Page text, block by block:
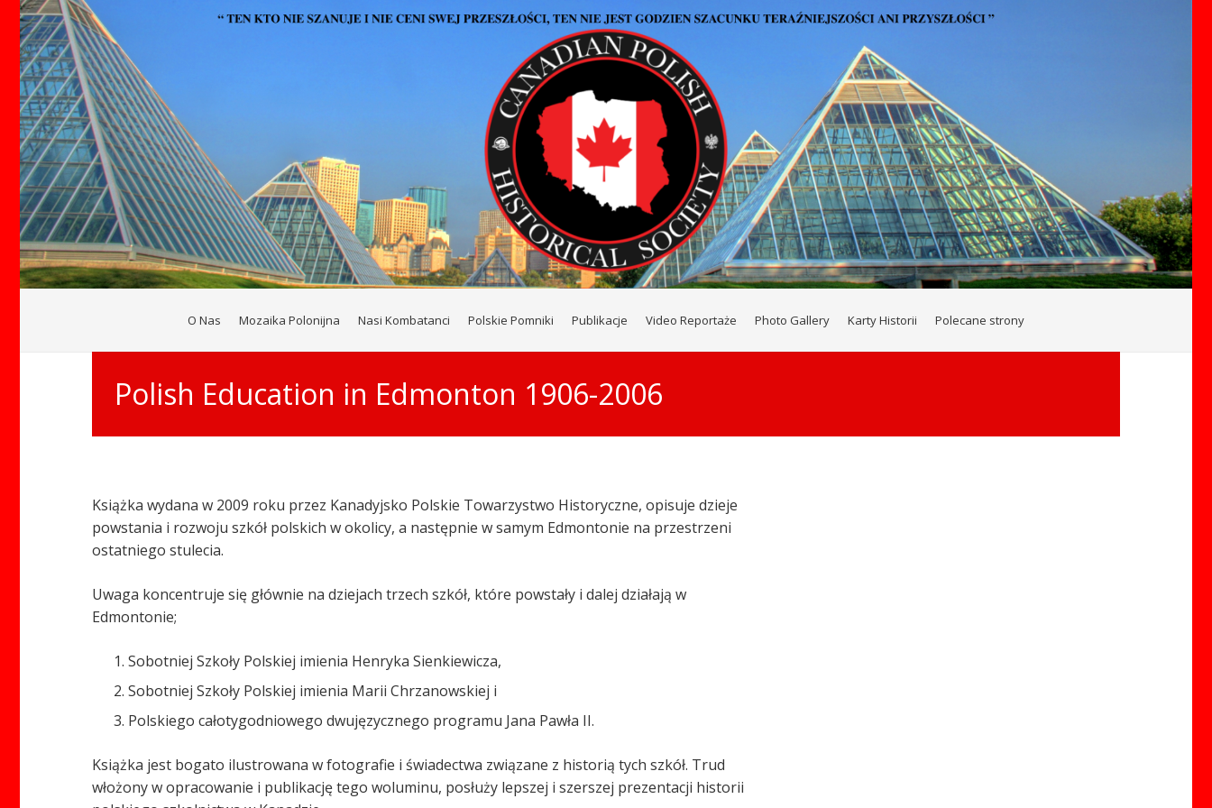
O Nas Mozaika Polonijna Nasi Kombatanci Polskie Pomniki Publikacje Video Reportaże Photo Gallery Karty Historii Polecane strony
Polish Education in Edmonton 1906-2006
Książka wydana w 2009 roku przez Kanadyjsko Polskie Towarzystwo Historyczne, opisuje dzieje
powstania i rozwoju szkół polskich w okolicy, a następnie w samym Edmontonie na przestrzeni
ostatniego stulecia.
Uwaga koncentruje się głównie na dziejach trzech szkół, które powstały i dalej działają w
Edmontonie;
Sobotniej Szkoły Polskiej imienia Henryka Sienkiewicza,
Sobotniej Szkoły Polskiej imienia Marii Chrzanowskiej i
Polskiego całotygodniowego dwujęzycznego programu Jana Pawła II.
Książka jest bogato ilustrowana w fotografie i świadectwa związane z historią tych szkół. Trud
włożony w opracowanie i publikację tego woluminu, posłuży lepszej i szerszej prezentacji historii